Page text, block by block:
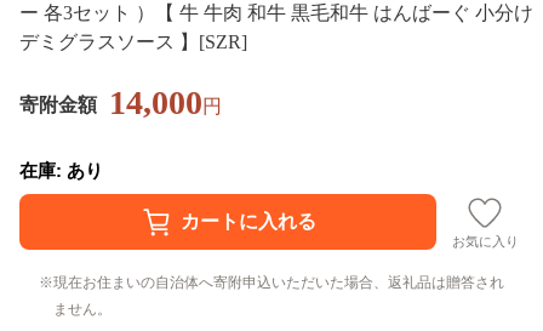
ー 各3セット ）【 牛 牛肉 和牛 黒毛和牛 はんばーぐ 小分け
デミグラスソース 】[SZR]
寄附金額 14,000円
在庫: あり
お気に入り
現在お住まいの自治体へ寄附申込いただいた場合、返礼品は贈答され
ません。